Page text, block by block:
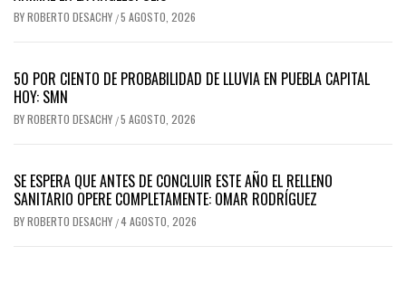
BYROBERTO DESACHY /5 AGOSTO, 2026
50 POR CIENTO DE PROBABILIDAD DE LLUVIA EN PUEBLA CAPITAL
HOY: SMN
BYROBERTO DESACHY /5 AGOSTO, 2026
SE ESPERA QUE ANTES DE CONCLUIR ESTE AÑO EL RELLENO
SANITARIO OPERE COMPLETAMENTE: OMAR RODRÍGUEZ
BYROBERTO DESACHY /4 AGOSTO, 2026